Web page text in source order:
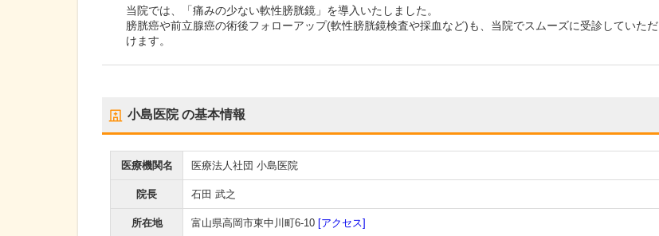
当院では、「痛みの少ない軟性膀胱鏡」を導入いたしました。
膀胱癌や前立腺癌の術後フォローアップ(軟性膀胱鏡検査や採血など)も、当院でスムーズに受診していただ
けます。
小島医院の基本情報
医療機関名 医療法人社団 小島医院
院長 石田 武之
所在地 富山県高岡市東中川町6-10 [アクセス]